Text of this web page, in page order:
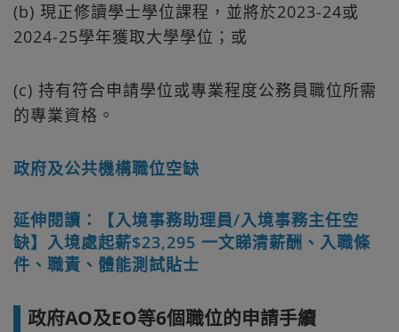
(b) 現正修讀學士學位課程，並將於2023-24或
2024-25學年獲取大學學位；或
(c) 持有符合申請學位或專業程度公務員職位所需
的專業資格。
政府及公共機構職位空缺
延伸閱讀：【入境事務助理員/入境事務主任空
缺】入境處起薪$23,295 一文睇清薪酬、入職條
件、職責、體能測試貼士
政府AO及EO等6個職位的申請手續